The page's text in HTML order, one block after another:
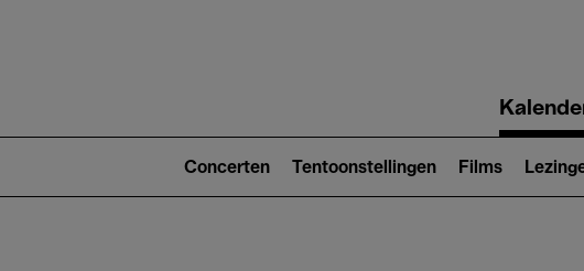
navigation
2)
Concerten Tentoonstellingen Films